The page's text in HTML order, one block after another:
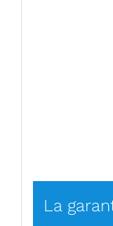
La